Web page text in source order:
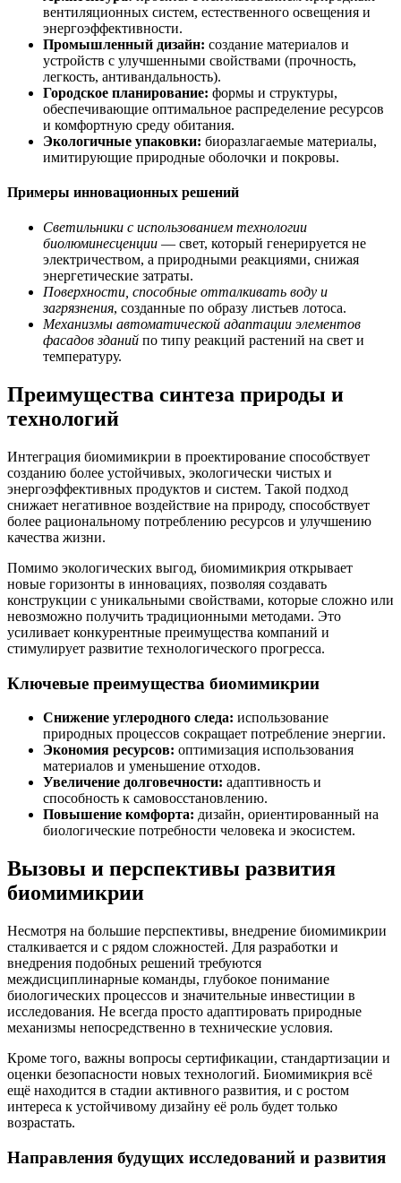
вентиляционных систем, естественного освещения и
энергоэффективности.
Промышленный дизайн: создание материалов и
устройств с улучшенными свойствами (прочность,
легкость, антивандальность).
Городское планирование: формы и структуры,
обеспечивающие оптимальное распределение ресурсов
и комфортную среду обитания.
Экологичные упаковки: биоразлагаемые материалы,
имитирующие природные оболочки и покровы.
Примеры инновационных решений
Светильники с использованием технологии
биолюминесценции — свет, который генерируется не
электричеством, а природными реакциями, снижая
энергетические затраты.
Поверхности, способные отталкивать воду и
загрязнения, созданные по образу листьев лотоса.
Механизмы автоматической адаптации элементов
фасадов зданий по типу реакций растений на свет и
температуру.
Преимущества синтеза природы и
технологий
Интеграция биомимикрии в проектирование способствует
созданию более устойчивых, экологически чистых и
энергоэффективных продуктов и систем. Такой подход
снижает негативное воздействие на природу, способствует
более рациональному потреблению ресурсов и улучшению
качества жизни.
Помимо экологических выгод, биомимикрия открывает
новые горизонты в инновациях, позволяя создавать
конструкции с уникальными свойствами, которые сложно или
невозможно получить традиционными методами. Это
усиливает конкурентные преимущества компаний и
стимулирует развитие технологического прогресса.
Ключевые преимущества биомимикрии
Снижение углеродного следа: использование
природных процессов сокращает потребление энергии.
Экономия ресурсов: оптимизация использования
материалов и уменьшение отходов.
Увеличение долговечности: адаптивность и
способность к самовосстановлению.
Повышение комфорта: дизайн, ориентированный на
биологические потребности человека и экосистем.
Вызовы и перспективы развития
биомимикрии
Несмотря на большие перспективы, внедрение биомимикрии
сталкивается и с рядом сложностей. Для разработки и
внедрения подобных решений требуются
междисциплинарные команды, глубокое понимание
биологических процессов и значительные инвестиции в
исследования. Не всегда просто адаптировать природные
механизмы непосредственно в технические условия.
Кроме того, важны вопросы сертификации, стандартизации и
оценки безопасности новых технологий. Биомимикрия всё
ещё находится в стадии активного развития, и с ростом
интереса к устойчивому дизайну её роль будет только
возрастать.
Направления будущих исследований и развития